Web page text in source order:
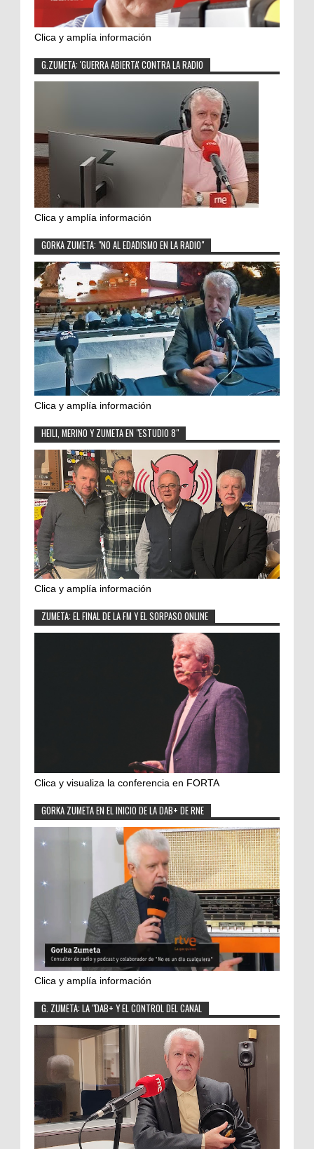
Clica y amplía información
G.ZUMETA: 'GUERRA ABIERTA' CONTRA LA RADIO
Clica y amplía información
GORKA ZUMETA: "NO AL EDADISMO EN LA RADIO"
Clica y amplía información
HEILI, MERINO Y ZUMETA EN "ESTUDIO 8"
Clica y amplía información
ZUMETA: EL FINAL DE LA FM Y EL SORPASO ONLINE
Clica y visualiza la conferencia en FORTA
GORKA ZUMETA EN EL INICIO DE LA DAB+ DE RNE
Clica y amplía información
G. ZUMETA: LA "DAB+ Y EL CONTROL DEL CANAL